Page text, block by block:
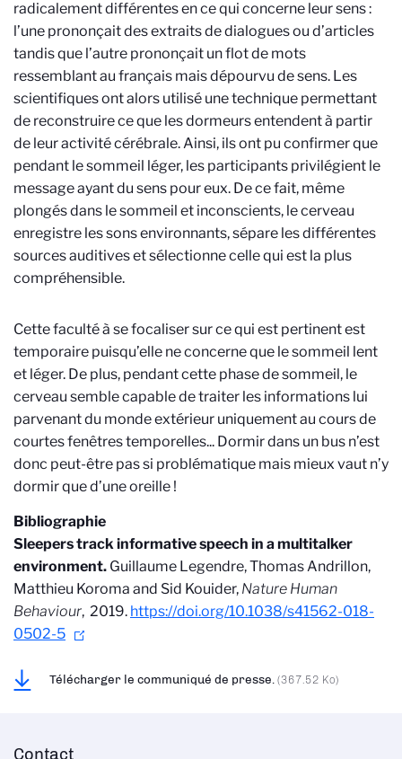
radicalement différentes en ce qui concerne leur sens :
l’une prononçait des extraits de dialogues ou d’articles
tandis que l’autre prononçait un flot de mots
ressemblant au français mais dépourvu de sens. Les
scientifiques ont alors utilisé une technique permettant
de reconstruire ce que les dormeurs entendent à partir
de leur activité cérébrale. Ainsi, ils ont pu confirmer que
pendant le sommeil léger, les participants privilégient le
message ayant du sens pour eux. De ce fait, même
plongés dans le sommeil et inconscients, le cerveau
enregistre les sons environnants, sépare les différentes
sources auditives et sélectionne celle qui est la plus
compréhensible.
Cette faculté à se focaliser sur ce qui est pertinent est
temporaire puisqu’elle ne concerne que le sommeil lent
et léger. De plus, pendant cette phase de sommeil, le
cerveau semble capable de traiter les informations lui
parvenant du monde extérieur uniquement au cours de
courtes fenêtres temporelles... Dormir dans un bus n’est
donc peut-être pas si problématique mais mieux vaut n’y
dormir que d’une oreille !
Bibliographie
Sleepers track informative speech in a multitalker
environment. Guillaume Legendre, Thomas Andrillon,
Matthieu Koroma and Sid Kouider, Nature Human
Behaviour, 2019. https://doi.org/10.1038/s41562-018-
0502-5
Télécharger le communiqué de presse. (367.52 Ko)
Contact